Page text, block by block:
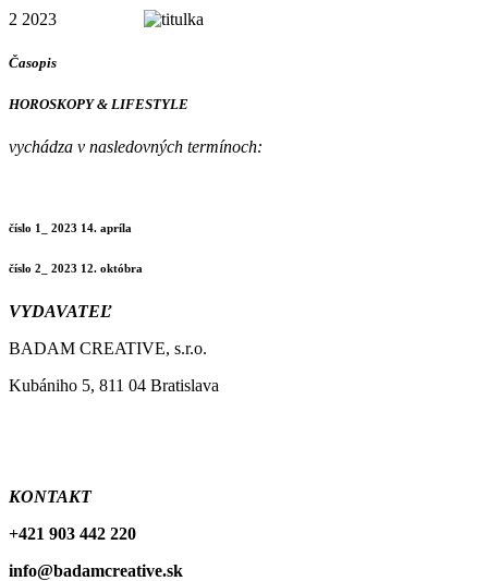
2 2023
Časopis
HOROSKOPY & LIFESTYLE
vychádza v nasledovných termínoch:
číslo 1_ 2023 14. apríla
číslo 2_ 2023 12. októbra
VYDAVATEĽ
BADAM CREATIVE, s.r.o.
Kubániho 5, 811 04 Bratislava
KONTAKT
+421 903 442 220
info@badamcreative.sk